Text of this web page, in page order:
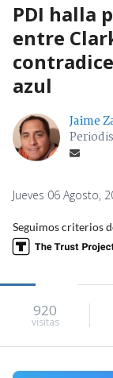
PDI halla
entre
azul
Jaime
Jueves 06 Agosto,
Seguimos criterios
920
visitas